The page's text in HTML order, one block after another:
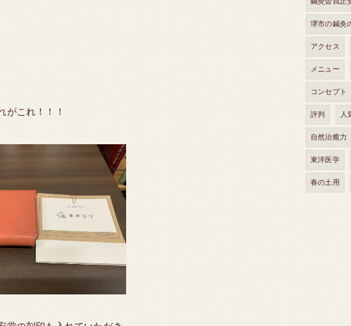
がこれ！！！
堺市の鍼灸
アクセス
メニュー
コンセプト
評判 人
自然治癒力
東洋医学
春の土用